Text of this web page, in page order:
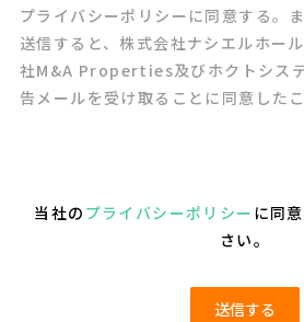
プライバシーポリシーに同意する。
送信すると、株式会社ナシエルホー
社M&A Properties及びホクトシス
告メールを受け取ることに同意したこ
当社の プライバシーポリシー に同
さい。